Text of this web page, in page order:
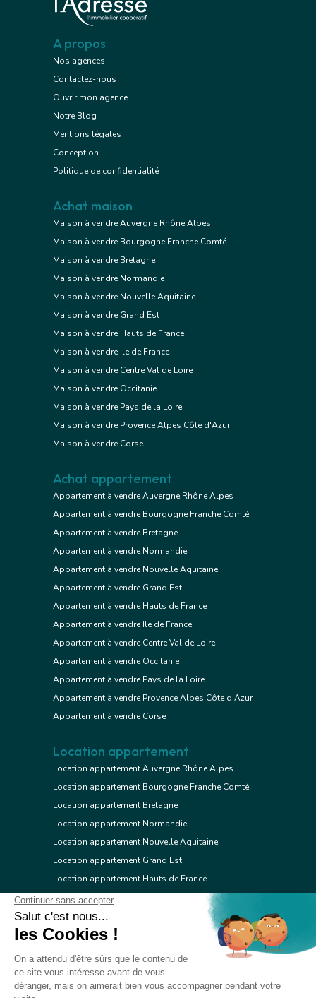
A propos
Nos agences
Contactez-nous
Ouvrir mon agence
Notre Blog
Mentions légales
Conception
Politique de confidentialité
Achat maison
Maison à vendre Auvergne Rhône Alpes
Maison à vendre Bourgogne Franche Comté
Maison à vendre Bretagne
Maison à vendre Normandie
Maison à vendre Nouvelle Aquitaine
Maison à vendre Grand Est
Maison à vendre Hauts de France
Maison à vendre Ile de France
Maison à vendre Centre Val de Loire
Maison à vendre Occitanie
Maison à vendre Pays de la Loire
Maison à vendre Provence Alpes Côte d'Azur
Maison à vendre Corse
Achat appartement
Appartement à vendre Auvergne Rhône Alpes
Appartement à vendre Bourgogne Franche Comté
Appartement à vendre Bretagne
Appartement à vendre Normandie
Appartement à vendre Nouvelle Aquitaine
Appartement à vendre Grand Est
Appartement à vendre Hauts de France
Appartement à vendre Ile de France
Appartement à vendre Centre Val de Loire
Appartement à vendre Occitanie
Appartement à vendre Pays de la Loire
Appartement à vendre Provence Alpes Côte d'Azur
Appartement à vendre Corse
Location appartement
Location appartement Auvergne Rhône Alpes
Location appartement Bourgogne Franche Comté
Location appartement Bretagne
Location appartement Normandie
Location appartement Nouvelle Aquitaine
Location appartement Grand Est
Location appartement Hauts de France
Location appartement Ile de France
Location appartement Centre Val de Loire
Location appartement Occitanie
Location appartement Pays de la Loire
Location appartement Provence Alpes Côte d'Azur
Location appartement Corse